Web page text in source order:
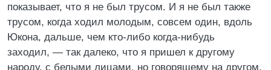
показывает, что я не был трусом. И я не был также
трусом, когда ходил молодым, совсем один, вдоль
Юкона, дальше, чем кто-либо когда-нибудь
заходил, — так далеко, что я пришел к другому
народу, с белыми лицами, но говорящему на другом,